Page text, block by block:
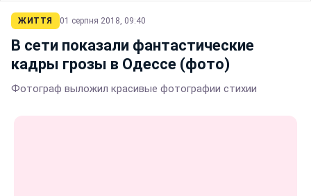
ЖИТТЯ 01 серпня 2018, 09:40
В сети показали фантастические
кадры грозы в Одессе (фото)
Фотограф выложил красивые фотографии стихии